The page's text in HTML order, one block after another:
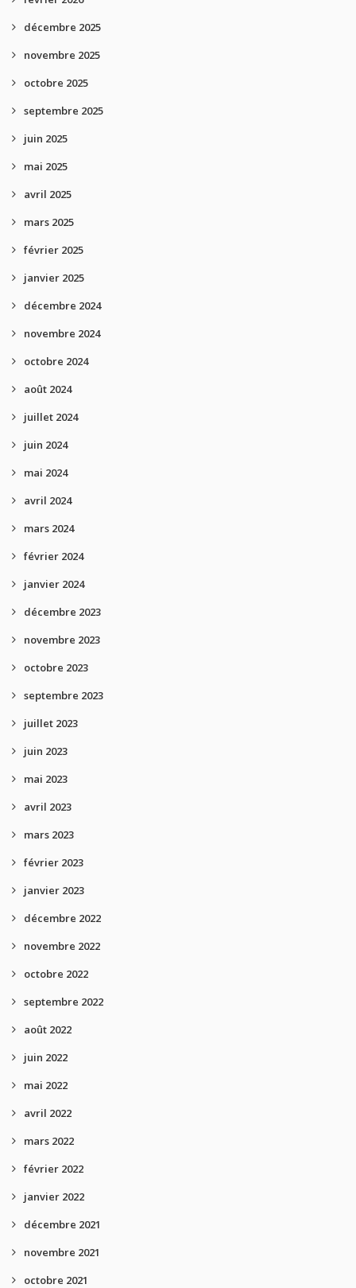
décembre 2025
novembre 2025
octobre 2025
septembre 2025
juin 2025
mai 2025
avril 2025
mars 2025
février 2025
janvier 2025
décembre 2024
novembre 2024
octobre 2024
août 2024
juillet 2024
juin 2024
mai 2024
avril 2024
mars 2024
février 2024
janvier 2024
décembre 2023
novembre 2023
octobre 2023
septembre 2023
juillet 2023
juin 2023
mai 2023
avril 2023
mars 2023
février 2023
janvier 2023
décembre 2022
novembre 2022
octobre 2022
septembre 2022
août 2022
juin 2022
mai 2022
avril 2022
mars 2022
février 2022
janvier 2022
décembre 2021
novembre 2021
octobre 2021